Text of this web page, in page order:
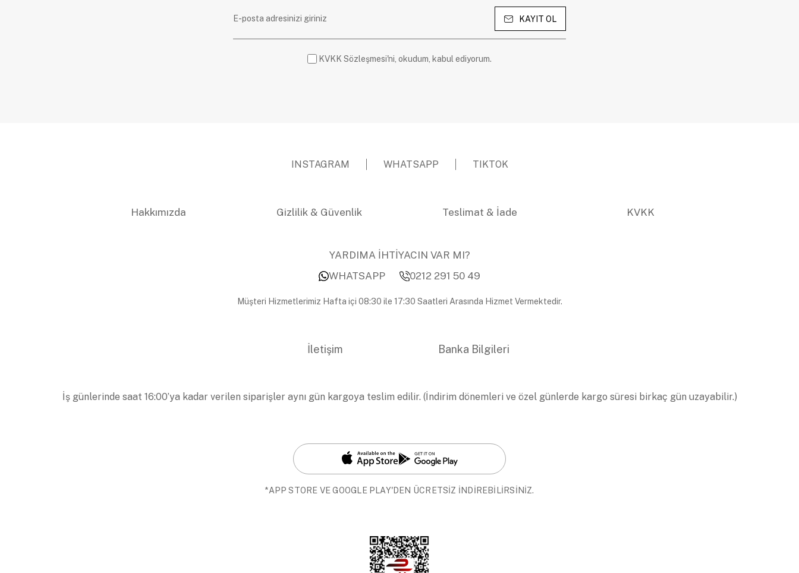
KAYIT OL
KVKK Sözleşmesi'ni, okudum, kabul ediyorum.
INSTAGRAM WHATSAPP TIKTOK
Hakkımızda Gizlilik & Güvenlik Teslimat & İade KVKK
YARDIMA İHTİYACIN VAR MI?
WHATSAPP
0212 291 50 49
Müşteri Hizmetlerimiz Hafta içi 08:30 ile 17:30 Saatleri Arasında Hizmet Vermektedir.
İletişim Banka Bilgileri
İş günlerinde saat 16:00’ya kadar verilen siparişler aynı gün kargoya teslim edilir. (İndirim dönemleri ve özel günlerde kargo süresi birkaç gün uzayabilir.)
*APP STORE VE GOOGLE PLAY'DEN ÜCRETSİZ İNDİREBİLİRSİNİZ.